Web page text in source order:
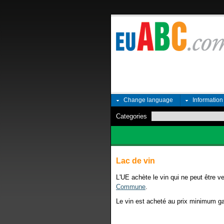
Change language
Categories
Lac de vin
L'UE achète le vin qui ne peut être
Commune.
Le vin est acheté au prix minimum